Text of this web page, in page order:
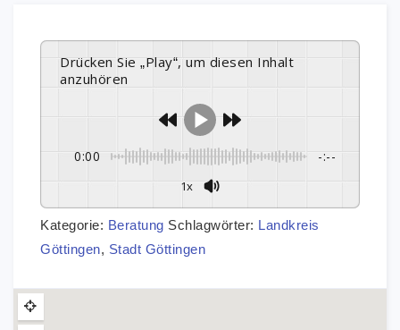
Drücken Sie „Play“, um diesen Inhalt
anzuhören
0:00 -:--
1x
Kategorie: Beratung Schlagwörter: Landkreis
Göttingen, Stadt Göttingen